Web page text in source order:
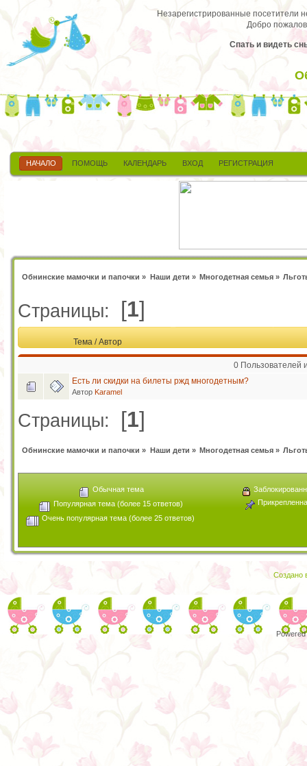
Незарегистрированные посетители
Добро
Спать и видеть
НАЧАЛО ПОМОЩЬ КАЛЕНДАРЬ ВХОД РЕГИСТРАЦИЯ
Обнинские мамочки и папочки » Наши дети » Многодетная семья»
Страницы: [1]
Тема /Автор
0 Пользователей
Есть ли скидки на билеты ржд многодетным?
Автор Karamel
Страницы: [1]
Обнинские мамочки и папочки » Наши дети » Многодетная семья»
Обычная тема
Популярная тема (более 15 ответов)
Очень популярная тема (более 25 ответов)
Создано